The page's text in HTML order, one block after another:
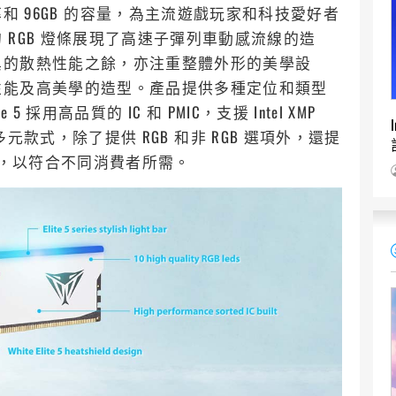
96GB 的容量，為主流遊戲玩家和科技愛好者
燈條展現了高速子彈列車動感流線的造
散熱性能之餘，亦注重整體外形的美學設
及高美學的造型。產品提供多種定位和類型
採用高品質的 IC 和 PMIC，支援 Intel XMP
款式，除了提供 RGB 和非 RGB 選項外，還提
以符合不同消費者所需。